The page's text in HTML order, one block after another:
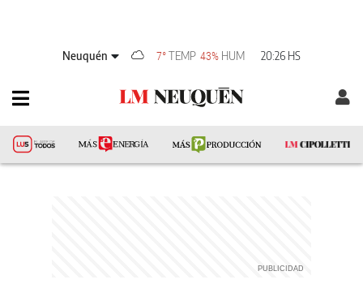
Neuquén 7°TEMP 43% HUM 20:26 HS